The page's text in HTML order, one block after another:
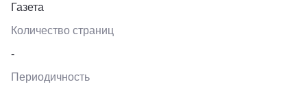
Газета
Количество страниц
-
Периодичность